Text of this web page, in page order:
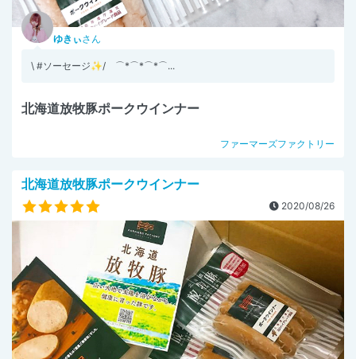
ゆきぃさん
\ #ソーセージ✨/ ⌒*⌒*⌒*⌒...
北海道放牧豚ポークウインナー
ファーマーズファクトリー
北海道放牧豚ポークウインナー
2020/08/26